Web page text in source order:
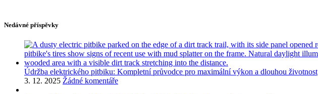
Nedávné příspěvky
Údržba elektrického pitbiku: Kompletní průvodce pro maximální výkon a dlouhou životnost
3. 12. 2025 Žádné komentáře